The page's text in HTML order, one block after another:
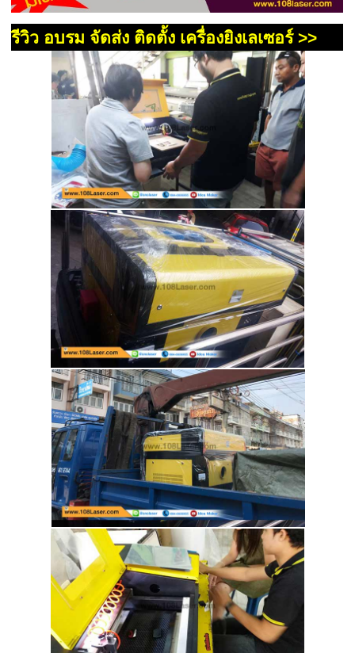
รีวิว อบรม จัดส่ง ติดตั้ง เครื่องยิงเลเซอร์ >>